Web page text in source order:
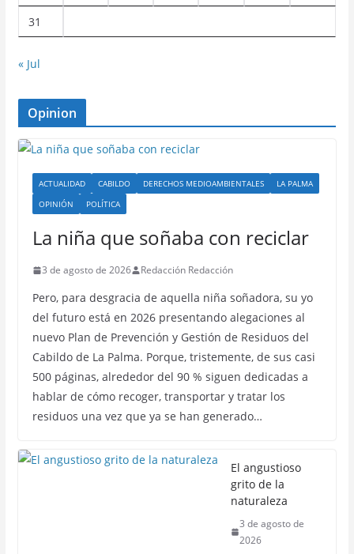
31
« Jul
Opinion
ACTUALIDAD CABILDO DERECHOS MEDIOAMBIENTALES
LA PALMA
OPINIÓN
POLÍTICA
La niña que soñaba con reciclar
3 de agosto de 2026 Redacción Redacción
Pero, para desgracia de aquella niña soñadora, su yo
del futuro está en 2026 presentando alegaciones al
nuevo Plan de Prevención y Gestión de Residuos del
Cabildo de La Palma. Porque, tristemente, de sus casi
500 páginas, alrededor del 90 % siguen dedicadas a
hablar de cómo recoger, transportar y tratar los
residuos una vez que ya se han generado…
El angustioso
grito de la
naturaleza
3 de agosto de
2026